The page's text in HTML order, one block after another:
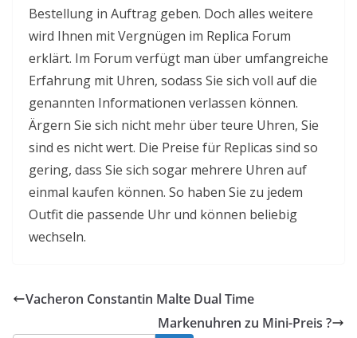
Bestellung in Auftrag geben. Doch alles weitere
wird Ihnen mit Vergnügen im Replica Forum
erklärt. Im Forum verfügt man über umfangreiche
Erfahrung mit Uhren, sodass Sie sich voll auf die
genannten Informationen verlassen können.
Ärgern Sie sich nicht mehr über teure Uhren, Sie
sind es nicht wert. Die Preise für Replicas sind so
gering, dass Sie sich sogar mehrere Uhren auf
einmal kaufen können. So haben Sie zu jedem
Outfit die passende Uhr und können beliebig
wechseln.
Vacheron Constantin Malte Dual Time
Markenuhren zu Mini-Preis ?